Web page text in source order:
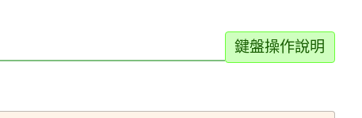
鍵盤操作說明